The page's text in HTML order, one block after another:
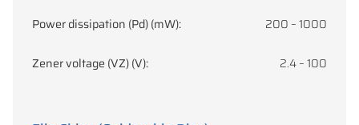
Power dissipation (Pd) (mW): 200 – 1000
Zener voltage (VZ) (V): 2.4 – 100